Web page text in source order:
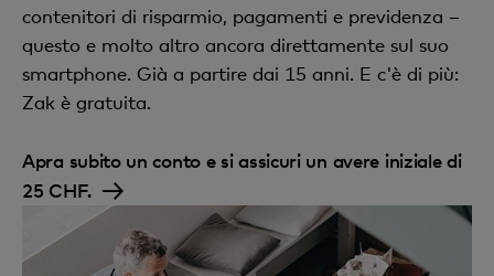
contenitori di risparmio, pagamenti e previdenza –
questo e molto altro ancora direttamente sul suo
smartphone. Già a partire dai 15 anni. E c'è di più:
Zak è gratuita.
Apra subito un conto e si assicuri un avere iniziale di
25 CHF.